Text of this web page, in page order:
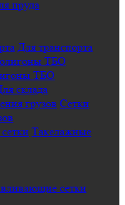
пруда
Для транспорта
ТБО
склада
Сетки
Такелажные